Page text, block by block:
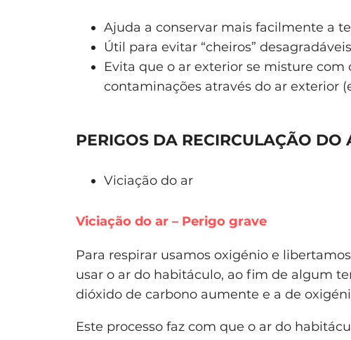
Ajuda a conservar mais facilmente a
Útil para evitar “cheiros”
Evita que o ar exterior se misture
contaminações através do ar exterior
PERIGOS DA RECIRCULAÇÃO DO
Viciação do ar
Viciação do ar – Perigo grave
Para respirar usamos oxigénio e
usar o ar do habitáculo, ao fim de algum
dióxido de carbono aumente e a de
Este processo faz com que o ar do